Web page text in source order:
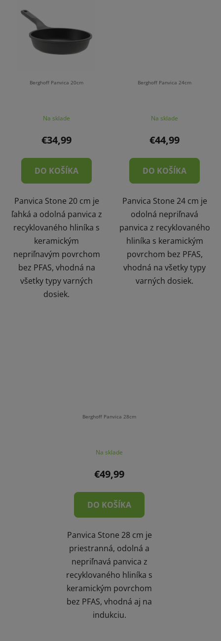
Berghoff Panvica 20cm
Na sklade
€34,99
DO KOŠÍKA
Panvica Stone 20 cm je
ľahká a odolná panvica z
recyklovaného hliníka s
keramickým
nepriľnavým povrchom
bez PFAS, vhodná na
všetky typy varných
dosiek.
Berghoff Panvica 24cm
Na sklade
€44,99
DO KOŠÍKA
Panvica Stone 24 cm je
odolná nepriľnavá
panvica z recyklovaného
hliníka s keramickým
povrchom bez PFAS,
vhodná na všetky typy
varných dosiek.
Berghoff Panvica 28cm
Na sklade
€49,99
DO KOŠÍKA
Panvica Stone 28 cm je
priestranná, odolná a
nepriľnavá panvica z
recyklovaného hliníka s
keramickým povrchom
bez PFAS, vhodná aj na
indukciu.